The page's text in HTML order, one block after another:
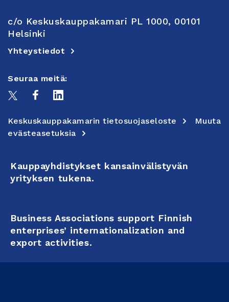
c/o Keskuskauppakamari PL 1000, 00101
Helsinki
Yhteystiedot
Seuraa meitä:
Keskuskauppakamarin tietosuojaseloste
Muuta
evästeasetuksia
Kauppayhdistykset kansainvälistyvän
yrityksen tukena.
Business Associations support Finnish
enterprises’ internationalization and
export activities.